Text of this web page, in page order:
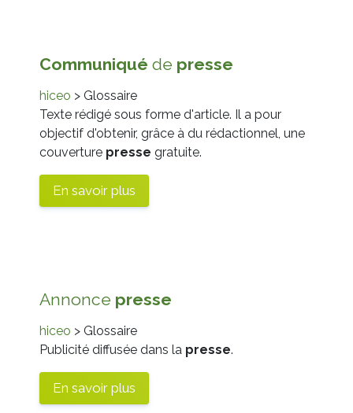
Communiqué de presse
hiceo > Glossaire
Texte rédigé sous forme d'article. Il a pour
objectif d'obtenir, grâce à du rédactionnel, une
couverture presse gratuite.
En savoir plus
Annonce presse
hiceo > Glossaire
Publicité diffusée dans la presse.
En savoir plus